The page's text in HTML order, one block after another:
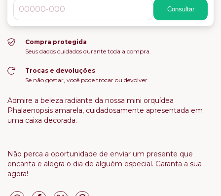
Consultar
Compra protegida
Seus dados cuidados durante toda a compra.
Trocas e devoluções
Se não gostar, você pode trocar ou devolver.
Admire a beleza radiante da nossa mini orquídea
Phalaenopsis amarela, cuidadosamente apresentada em
uma caixa decorada.
Não perca a oportunidade de enviar um presente que
encanta e alegra o dia de alguém especial. Garanta a sua
agora!